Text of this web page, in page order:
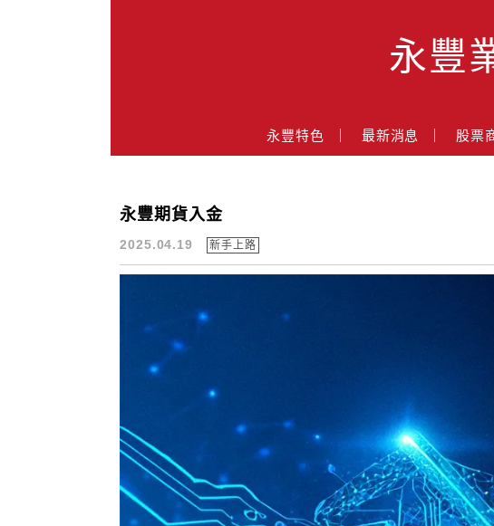
永豐
永豐業務經理杜昭逸Blog
永豐特色 最新消息 股票
新增入金
永豐期貨入金
2025.04.19 新手上路